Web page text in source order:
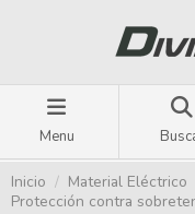
Menu
Inicio Material Eléctrico
Protección contra